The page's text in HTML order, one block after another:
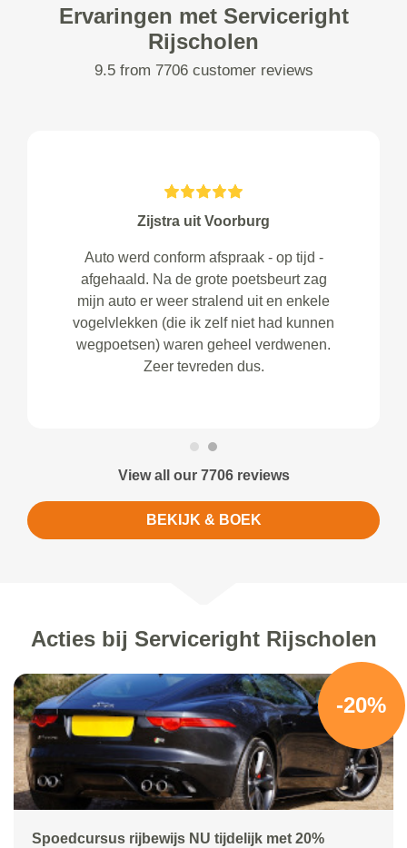
Ervaringen met Serviceright
Rijscholen
9.5 from 7706 customer reviews
Zijstra uit Voorburg
Auto werd conform afspraak - op tijd -
afgehaald. Na de grote poetsbeurt zag
mijn auto er weer stralend uit en enkele
vogelvlekken (die ik zelf niet had kunnen
wegpoetsen) waren geheel verdwenen.
Zeer tevreden dus.
View all our 7706 reviews
BEKIJK & BOEK
Acties bij Serviceright Rijscholen
-20%
Spoedcursus rijbewijs NU tijdelijk met 20%